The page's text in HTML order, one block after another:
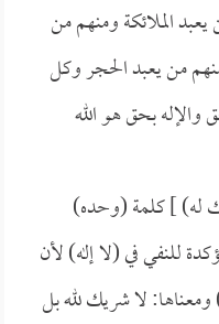
الملائكة ومنهم من
من يعبد الحجر وكل
بحق هو الله
له) ] كلمة (وحده)
للنفي في (لا إله) لأن
لا شريك لله بل